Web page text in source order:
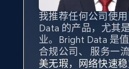
posted, Photos, URL, Quoted
10.4K+ 1.2K+
我推荐任何公司使
Data 的产品，尤其
业。Bright Data 是
合规公司、 服务一流
美无瑕，网络快速稳
Bright Data 拥有自
设施，助您持续获取
根据我的使用体验，
最重要的是拥有质量
最多的数据，而这正
Data 和 tgndata 发
方。
我们对 Bright Data
我们对与 Bright